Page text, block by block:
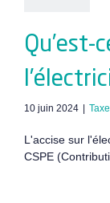
Qu’est-
10 juin 2024
L'accise sur
CSPE